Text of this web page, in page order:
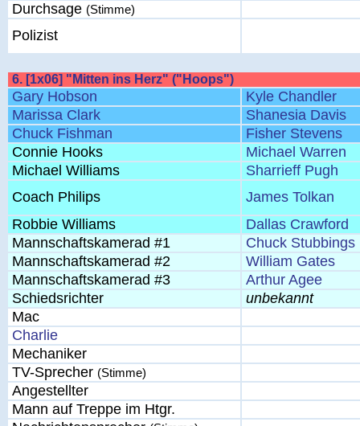
Durchsage (Stimme)
Polizist
6. [1x06] "Mitten ins Herz" ("Hoops")
Gary Hobson
Kyle Chandler
Marissa Clark
Shanesia Davis
Chuck Fishman
Fisher Stevens
Connie Hooks
Michael Warren
Michael Williams
Sharrieff Pugh
Coach Philips
James Tolkan
Robbie Williams
Dallas Crawford
Mannschaftskamerad #1
Chuck Stubbings
Mannschaftskamerad #2
William Gates
Mannschaftskamerad #3
Arthur Agee
Schiedsrichter
unbekannt
Mac
Charlie
Mechaniker
TV-Sprecher (Stimme)
Angestellter
Mann auf Treppe im Htgr.